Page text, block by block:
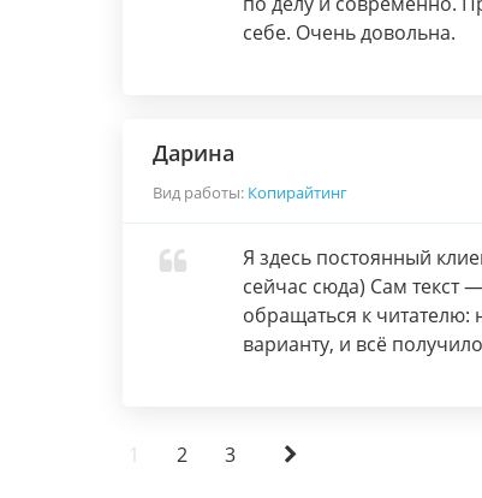
себе. Очень довольна.
Дарина
Вид работы: Копирайтинг
Я здесь постоянный
сейчас сюда) Сам текст
обращаться к
варианту, и всё
1 2 3